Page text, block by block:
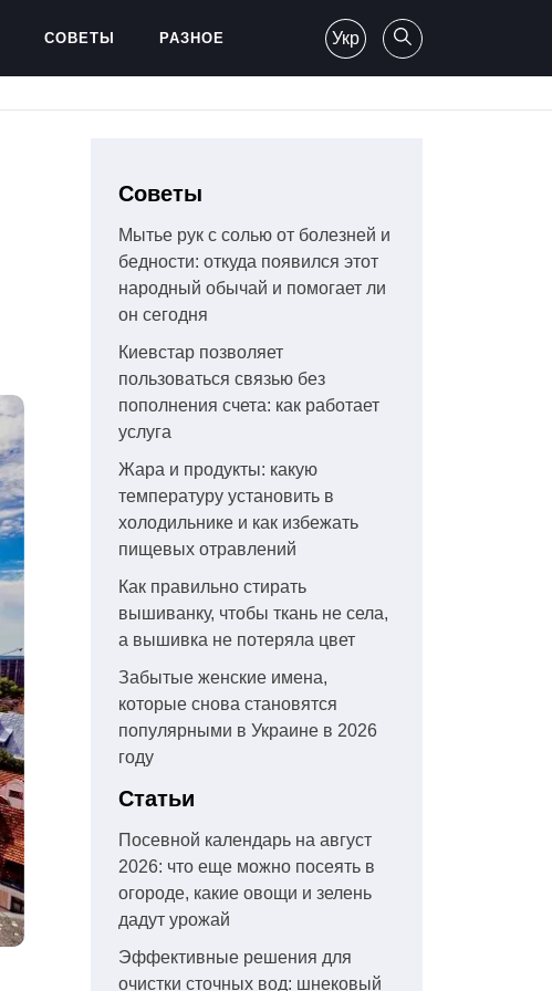
СОВЕТЫ РАЗНОЕ Укр
Советы
Мытье рук с солью от болезней и
бедности: откуда появился этот
народный обычай и помогает ли
он сегодня
Киевстар позволяет
пользоваться связью без
пополнения счета: как работает
услуга
Жара и продукты: какую
температуру установить в
холодильнике и как избежать
пищевых отравлений
Как правильно стирать
вышиванку, чтобы ткань не села,
а вышивка не потеряла цвет
Забытые женские имена,
которые снова становятся
популярными в Украине в 2026
году
Статьи
Посевной календарь на август
2026: что еще можно посеять в
огороде, какие овощи и зелень
дадут урожай
Эффективные решения для
очистки сточных вод: шнековый